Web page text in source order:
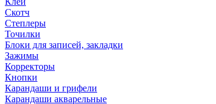
Скотч
Степлеры
Точилки
Блоки для записей, закладки
Зажимы
Корректоры
Кнопки
Карандаши и грифели
Карандаши акварельные